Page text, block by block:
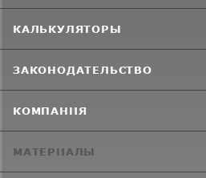
КАЛЬКУЛЯТОРЫ
ЗАКОНОДАТЕЛЬСТВО
КОМПАНИЯ
МАТЕРИАЛЫ